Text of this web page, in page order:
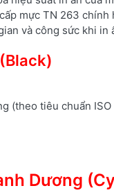
mực TN 263
và công sức khi in
(theo tiêu chuẩn ISO
Dương